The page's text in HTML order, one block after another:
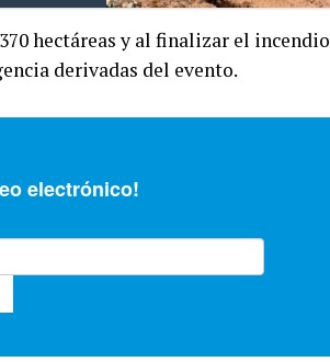
hectáreas y al finalizar el incendio
derivadas del evento.